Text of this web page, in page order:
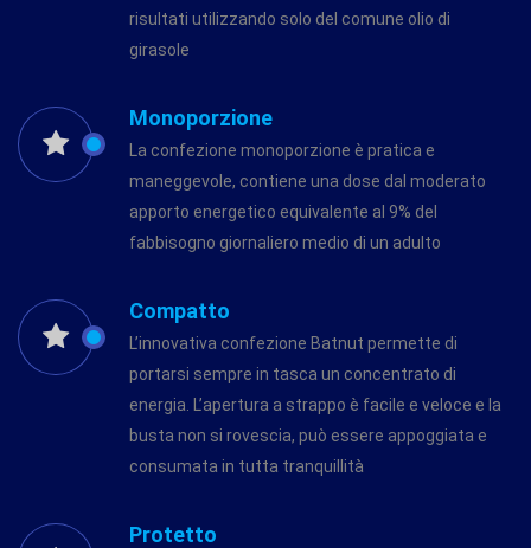
risultati utilizzando solo del comune olio di
girasole
Monoporzione
La confezione monoporzione è pratica e
maneggevole, contiene una dose dal moderato
apporto energetico equivalente al 9% del
fabbisogno giornaliero medio di un adulto
Compatto
L’innovativa confezione Batnut permette di
portarsi sempre in tasca un concentrato di
energia. L’apertura a strappo è facile e veloce e la
busta non si rovescia, può essere appoggiata e
consumata in tutta tranquillità
Protetto